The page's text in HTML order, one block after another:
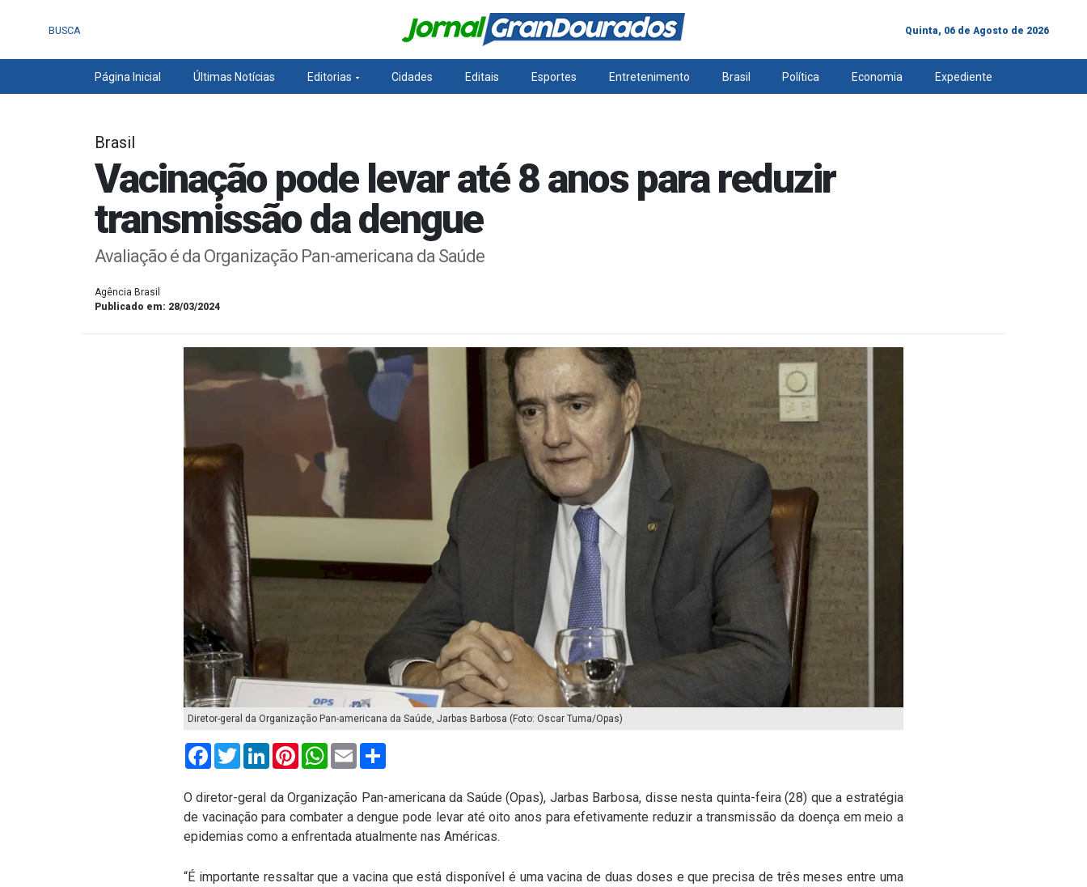
BUSCA Quinta, 06 de Agosto de 2026
Página Inicial Últimas Notícias Editorias Cidades Editais Esportes Entretenimento Brasil Política Economia Expediente
Brasil
Vacinação pode levar até 8 anos para reduzir
transmissão da dengue
Avaliação é da Organização Pan-americana da Saúde
Agência Brasil
Publicado em: 28/03/2024
Diretor-geral da Organização Pan-americana da Saúde, Jarbas Barbosa (Foto: Oscar Tuma/Opas)
FacebookTwitterLinkedInPinterestWhatsApp
Email
O diretor-geral da Organização Pan-americana da Saúde (Opas), Jarbas Barbosa, disse nesta quinta-feira (28) que a estratégia
de vacinação para combater a dengue pode levar até oito anos para efetivamente reduzir a transmissão da doença em meio a
epidemias como a enfrentada atualmente nas Américas.
“É importante ressaltar que a vacina que está disponível é uma vacina de duas doses e que precisa de três meses entre uma